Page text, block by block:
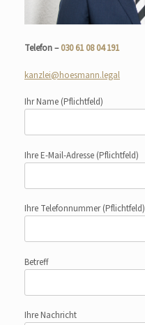
Telefon –030 61 08 04 191
kanzlei@hoesmann.legal
Ihr Name (Pflichtfeld)
Ihre E-Mail-Adresse (Pflichtfeld)
Ihre Telefonnummer(Pflichtfeld)
Betreff
Ihre Nachricht